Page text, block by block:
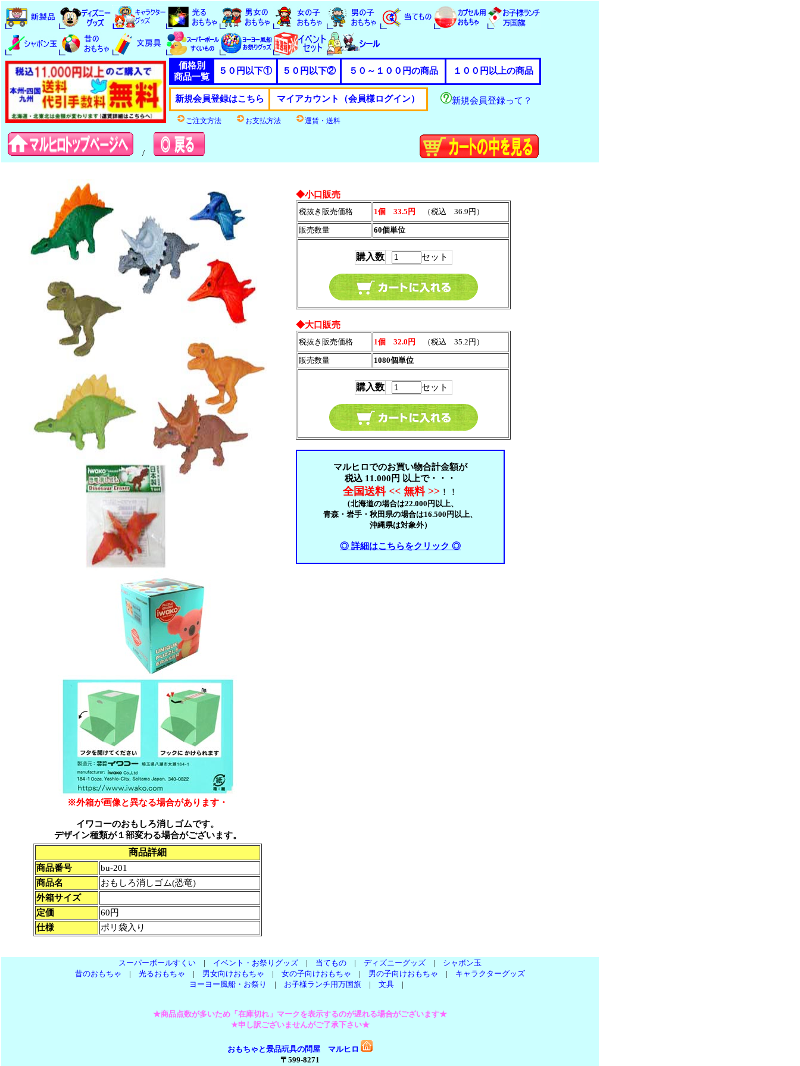
価格別
商品一覧
５０円以下① ５０円以下② ５０～１００円の商品 １００円以上の商品
新規会員登録はこちら マイアカウント（会員様ログイン） 新規会員登録って？
ご注文方法 お支払方法 運賃・送料
/
※外箱が画像と異なる場合があります・
イワコーのおもしろ消しゴムです。
デザイン種類が１部変わる場合がございます。
◆小口販売
税抜き販売価格 1個 33.5円 （税込 36.9円）
販売数量 60個単位
購入数 セット
◆大口販売
税抜き販売価格 1個 32.0円 （税込 35.2円）
販売数量 1080個単位
購入数 セット
マルヒロでのお買い物合計金額が
税込 11.000円 以上で・・・
全国送料 << 無料 >> ！！
（北海道の場合は22.000円以上、
青森・岩手・秋田県の場合は16.500円以上、
沖縄県は対象外）
◎ 詳細はこちらをクリック ◎
商品詳細
商品番号
bu-201
商品名
おもしろ消しゴム(恐竜)
外箱サイズ
定価
60円
仕様
ポリ袋入り
スーパーボールすくい | イベント・お祭りグッズ | 当てもの | ディズニーグッズ | シャボン玉
昔のおもちゃ | 光るおもちゃ | 男女向けおもちゃ | 女の子向けおもちゃ | 男の子向けおもちゃ | キャラクターグッズ
ヨーヨー風船・お祭り
| お子様ランチ用万国旗| 文具|
★商品点数が多いため「在庫切れ」マークを表示するのが遅れる場合がございます★
★申し訳ございませんがご了承下さい★
おもちゃと景品玩具の問屋 マルヒロ
〒599-8271